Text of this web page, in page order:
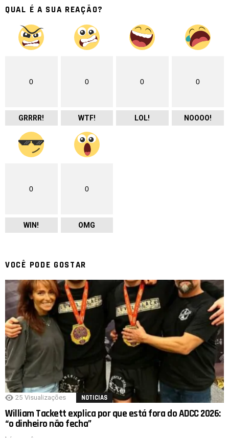
QUAL É A SUA REAÇÃO?
0
GRRRR!
0
WTF!
0
LOL!
0
NOOOO!
0
WIN!
0
OMG
VOCÊ PODE GOSTAR
25 Visualizações NOTICIAS
William Tackett explica por que está fora do ADCC 2026:
“o dinheiro não fecha”